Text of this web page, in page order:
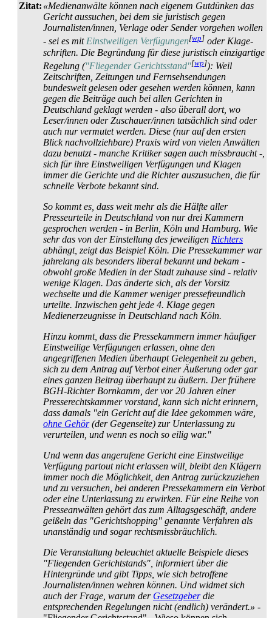
Zitat: «Medienanwälte können nach eigenem Gutdünken das
Gericht aussuchen, bei dem sie juristisch gegen
Journalisten/innen, Verlage oder Sender vorgehen wollen
- sei es mitEinstweiligen Verfügungen[wp] oder Klage­
schriften. Die Begründung für diese juristisch einzigartige
Regelung ("Fliegender Gerichtsstand"[wp]): Weil
Zeitschriften, Zeitungen und Fernseh­sendungen
bundesweit gelesen oder gesehen werden können, kann
gegen die Beiträge auch bei allen Gerichten in
Deutschland geklagt werden - also überall dort, wo
Leser/innen oder Zuschauer/innen tatsächlich sind oder
auch nur vermutet werden. Diese (nur auf den ersten
Blick nachvollziehbare) Praxis wird von vielen Anwälten
dazu benutzt - manche Kritiker sagen auch missbraucht -,
sich für ihre Einstweiligen Verfügungen und Klagen
immer die Gerichte und die Richter auszusuchen, die für
schnelle Verbote bekannt sind.
So kommt es, dass weit mehr als die Hälfte aller
Presseurteile in Deutschland von nur drei Kammern
gesprochen werden - in Berlin, Köln und Hamburg. Wie
sehr das von der Einstellung des jeweiligen Richters
abhängt, zeigt das Beispiel Köln. Die Pressekammer war
jahrelang als besonders liberal bekannt und bekam -
obwohl große Medien in der Stadt zuhause sind - relativ
wenige Klagen. Das änderte sich, als der Vorsitz
wechselte und die Kammer weniger presse­freundlich
urteilte. Inzwischen geht jede 4. Klage gegen
Medienerzeugnisse in Deutschland nach Köln.
Hinzu kommt, dass die Pressekammern immer häufiger
Einstweilige Verfügungen erlassen, ohne den
angegriffenen Medien überhaupt Gelegenheit zu geben,
sich zu dem Antrag auf Verbot einer Äußerung oder gar
eines ganzen Beitrag überhaupt zu äußern. Der frühere
BGH-Richter Bornkamm, der vor 20 Jahren einer
Presse­rechts­kammer vorstand, kann sich nicht erinnern,
dass damals "ein Gericht auf die Idee gekommen wäre,
ohne Gehör(der Gegenseite) zur Unterlassung zu
verurteilen, und wenn es noch so eilig war."
Und wenn das angerufene Gericht eine Einstweilige
Verfügung partout nicht erlassen will, bleibt den Klägern
immer noch die Möglichkeit, den Antrag zurück­zu­ziehen
und zu versuchen, bei anderen Presse­kammern ein Verbot
oder eine Unterlassung zu erwirken. Für eine Reihe von
Presse­anwälten gehört das zum Alltagsgeschäft, andere
geißeln das "Gericht­shopping" genannte Verfahren als
unanständig und sogar rechts­missbräuchlich.
Die Veranstaltung beleuchtet aktuelle Beispiele dieses
"Fliegenden Gerichtstands", informiert über die
Hintergründe und gibt Tipps, wie sich betroffene
Journalisten/innen wehren können. Und widmet sich
auch der Frage, warum der Gesetzgeberdie
entsprechenden Regelungen nicht (endlich) verändert.» -